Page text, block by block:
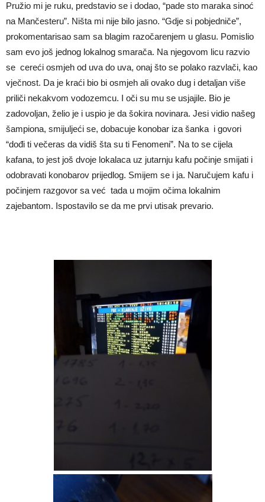
Pružio mi je ruku, predstavio se i dodao, “pade sto maraka sinoć
na Mančesteru”. Ništa mi nije bilo jasno. “Gdje si pobjedniče”,
prokomentarisao sam sa blagim razočarenjem u glasu. Pomislio
sam evo još jednog lokalnog smarača. Na njegovom licu razvio
se cereći osmjeh od uva do uva, onaj što se polako razvlači, kao
vječnost. Da je kraći bio bi osmjeh ali ovako dug i detaljan više
priliči nekakvom vodozemcu. I oči su mu se usjajile. Bio je
zadovoljan, želio je i uspio je da šokira novinara. Jesi vidio našeg
šampiona, smijuljeći se, dobacuje konobar iza šanka i govori
“dođi ti večeras da vidiš šta su ti Fenomeni”. Na to se cijela
kafana, to jest još dvoje lokalaca uz jutarnju kafu počinje smijati i
odobravati konobarov prijedlog. Smijem se i ja. Naručujem kafu i
počinjem razgovor sa već tada u mojim očima lokalnim
zajebantom. Ispostavilo se da me prvi utisak prevario.